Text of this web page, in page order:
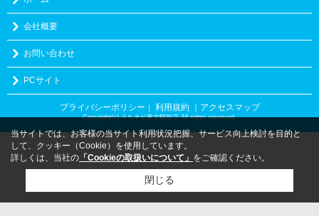
会社概要
お問い合わせ
PCサイト
プライバシーポリシー ｜ 利用規約 ｜アクセスマップ
Copyright(c) うちナビ東京駅前店 All rights reserved.
当サイトでは、お客様の当サイト利用状況把握、サービス向上検討を目的と
して、クッキー（Cookie）を使用しています。
詳しくは、当社の 「Cookieの取扱いについて」 をご確認ください。
閉じる